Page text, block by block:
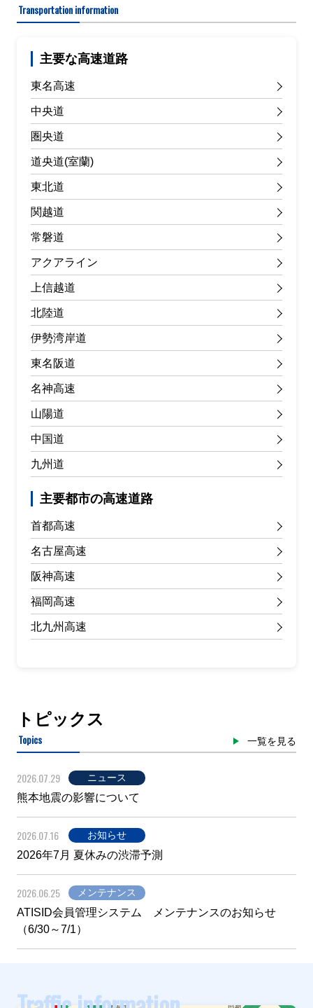
Transportation information
主要な高速道路
東名高速
中央道
圏央道
道央道(室蘭)
東北道
関越道
常磐道
アクアライン
上信越道
北陸道
伊勢湾岸道
東名阪道
名神高速
山陽道
中国道
九州道
主要都市の高速道路
首都高速
名古屋高速
阪神高速
福岡高速
北九州高速
トピックス
Topics 一覧を見る
2026.07.29 ニュース
熊本地震の影響について
2026.07.16 お知らせ
2026年7月 夏休みの渋滞予測
2026.06.25 メンテナンス
ATISID会員管理システム メンテナンスのお知らせ
（6/30～7/1）